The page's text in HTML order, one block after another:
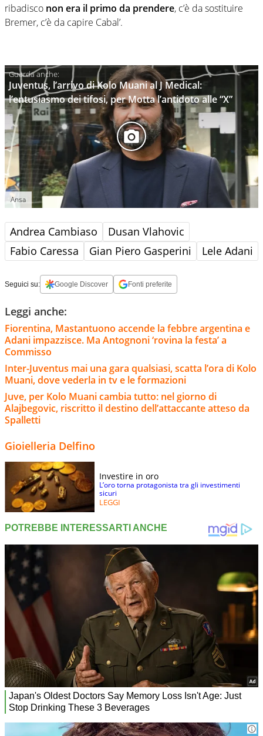
ribadisco non era il primo da prendere, c’è da sostituire
Bremer, c’è da capire Cabal’.
Juventus, l’arrivo di Kolo Muani al J Medical:
l’entusiasmo dei tifosi, per Motta l’antidoto alle “X”
Ansa
Andrea Cambiaso
Dusan Vlahovic
Fabio Caressa
Gian Piero Gasperini Lele Adani
Seguici su: Google Discover Fonti preferite
Leggi anche:
Fiorentina, Mastantuono accende la febbre argentina e
Adani impazzisce. Ma Antognoni ‘rovina la festa’ a
Commisso
Inter-Juventus mai una gara qualsiasi, scatta l’ora di Kolo
Muani, dove vederla in tv e le formazioni
Juve, per Kolo Muani cambia tutto: nel giorno di
Alajbegovic, riscritto il destino dell’attaccante atteso da
Spalletti
Gioielleria Delfino
Investire in oro
L’oro torna protagonista tra gli investimenti
sicuri
LEGGI